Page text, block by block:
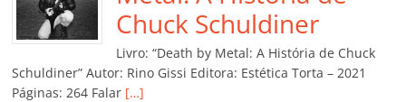
o
k
p a
ss
ro
k h
ar
Chuck Schuldiner
Livro: “Death by Metal: A História de Chuck
Schuldiner” Autor: Rino Gissi Editora: Estética Torta – 2021
Páginas: 264 Falar […]